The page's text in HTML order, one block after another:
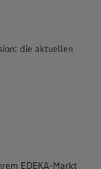
mit
Lech und
im
EDEKA-
in
für
die aktuellen
EDEKA-Markt